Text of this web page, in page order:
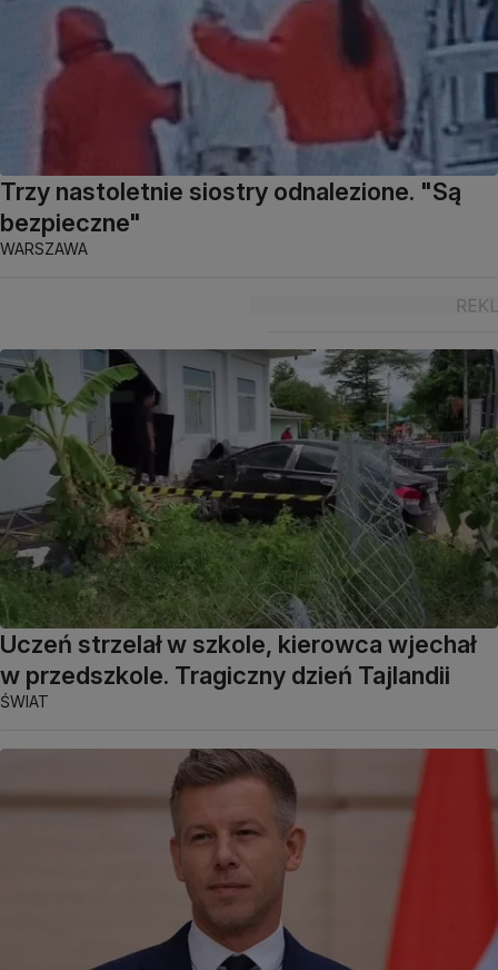
Trzy nastoletnie siostry odnalezione. "Są
bezpieczne"
WARSZAWA
Uczeń strzelał w szkole, kierowca wjechał
w przedszkole. Tragiczny dzień Tajlandii
ŚWIAT